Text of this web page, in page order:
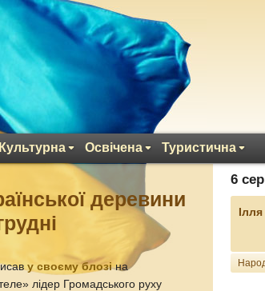
Культурна Освічена Туристична
деревини
у своєму блозіна
лідер Громадського руху
6